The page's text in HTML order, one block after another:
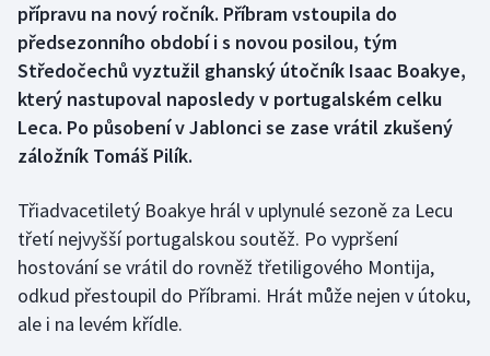
Box
Curling
Dostihy
Futsal
Golf
Gymnastika
přípravu na nový ročník. Příbram vstoupila do
předsezonního období i s novou posilou, tým
Středočechů vyztužil ghanský útočník Isaac Boakye,
který nastupoval naposledy v portugalském celku
Leca. Po působení v Jablonci se zase vrátil zkušený
záložník Tomáš Pilík.
Třiadvacetiletý Boakye hrál v uplynulé sezoně za Lecu
třetí nejvyšší portugalskou soutěž. Po vypršení
hostování se vrátil do rovněž třetiligového Montija,
odkud přestoupil do Příbrami. Hrát může nejen v útoku,
ale i na levém křídle.